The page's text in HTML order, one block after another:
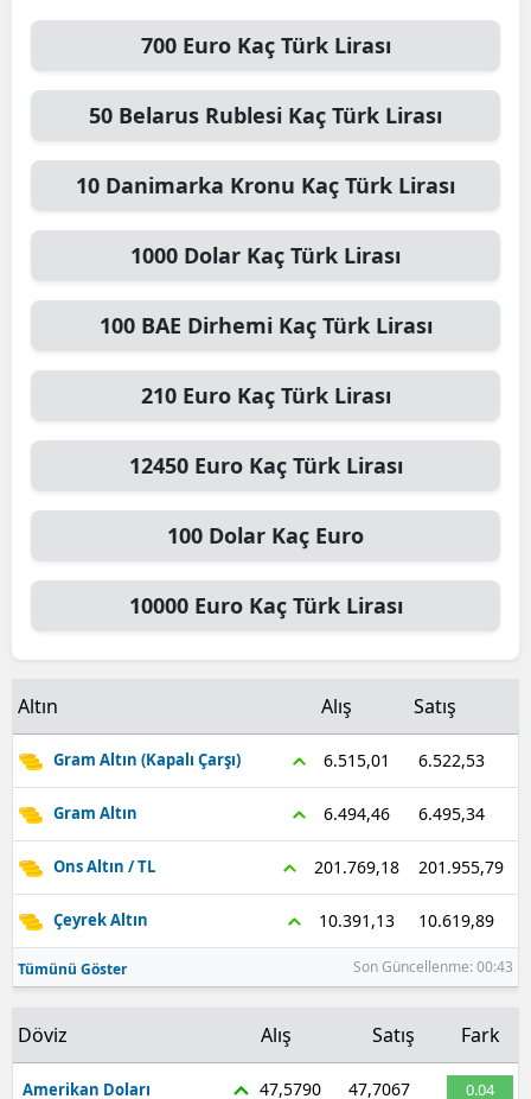
Kütahya
Malatya
Manisa
Mardin
Muğla
Muş
Ordu
Rize
Samsun
Siirt
Sivas
Trabzon
Tunceli
Uşak
Van
700 EuroKaç Türk Lirası
50 Belarus Rublesi Kaç Türk Lirası
10 Danimarka Kronu Kaç Türk Lirası
1000 Dolar Kaç Türk Lirası
100 BAE Dirhemi Kaç Türk Lirası
210 EuroKaç Türk Lirası
12450 EuroKaç Türk Lirası
100 Dolar Kaç Euro
10000 EuroKaç Türk Lirası
Altın Alış Satış
Gram Altın (Kapalı Çarşı) 6.515,01 6.522,53
Gram Altın 6.494,46 6.495,34
Ons Altın / TL 201.769,18 201.955,79
Çeyrek Altın 10.391,13 10.619,89
Tümünü Göster Son Güncellenme: 00:43
Döviz Alış Satış Fark
Amerikan Doları 47,5790 47,7067 0.04